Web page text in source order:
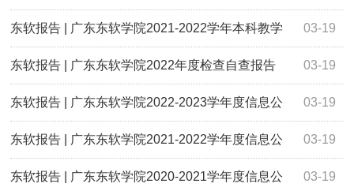
质量报告 03-19
东软报告 | 广东东软学院2021-2022学年本科教学
质量报告 03-19
东软报告 | 广东东软学院2022年度检查自查报告
03-19
东软报告 | 广东东软学院2022-2023学年度信息公
开年度报告 03-19
东软报告 | 广东东软学院2021-2022学年度信息公
开年度报告 03-19
东软报告 | 广东东软学院2020-2021学年度信息公